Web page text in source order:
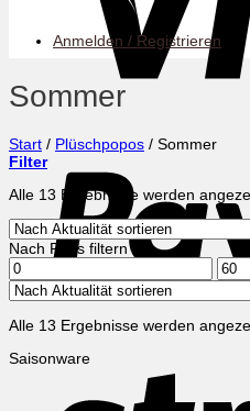
Anmelden / Registrieren
Sommer
Start / Plüschpopos / Sommer
Filter
Alle 13 Ergebnisse werden
Nach Preis filtern
Min.
Preis
Max.
Preis
Alle 13 Ergebnisse werden
Saisonware